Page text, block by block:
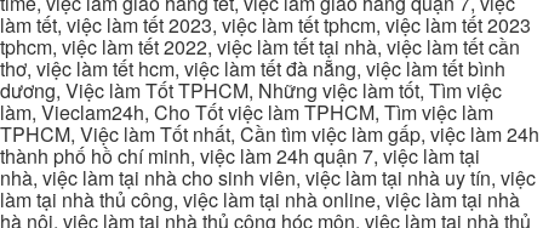
làm tết, việc làm tết 2023, việc làm tết tphcm, việc làm tết 2023
tphcm, việc làm tết 2022, việc làm tết tại nhà, việc làm tết cần
thơ, việc làm tết hcm, việc làm tết đà nẵng, việc làm tết bình
dương, Việc làm Tốt TPHCM, Những việc làm tốt, Tìm việc
làm, Vieclam24h, Cho Tốt việc làm TPHCM, Tìm việc làm
TPHCM, Việc làm Tốt nhất, Cần tìm việc làm gấp, việc làm 24h
thành phố hồ chí minh, việc làm 24h quận 7, việc làm tại
nhà, việc làm tại nhà cho sinh viên, việc làm tại nhà uy tín, việc
làm tại nhà thủ công, việc làm tại nhà online, việc làm tại nhà
hà nội, việc làm tại nhà thủ công hóc môn, việc làm tại nhà thủ